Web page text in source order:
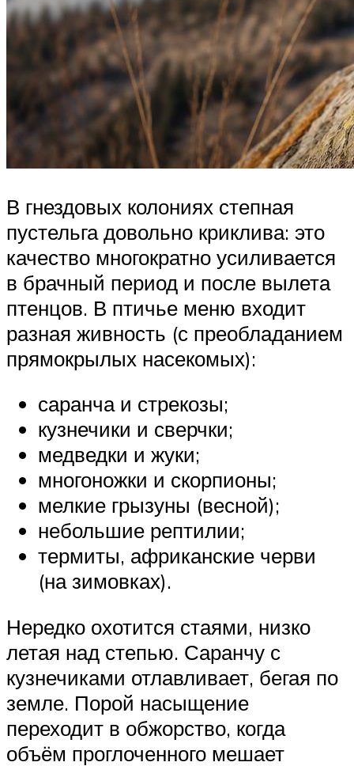
В гнездовых колониях степная
пустельга довольно криклива: это
качество многократно усиливается
в брачный период и после вылета
птенцов. В птичье меню входит
разная живность (с преобладанием
прямокрылых насекомых):
саранча и стрекозы;
кузнечики и сверчки;
медведки и жуки;
многоножки и скорпионы;
мелкие грызуны (весной);
небольшие рептилии;
термиты, африканские черви
(на зимовках).
Нередко охотится стаями, низко
летая над степью. Саранчу с
кузнечиками отлавливает, бегая по
земле. Порой насыщение
переходит в обжорство, когда
объём проглоченного мешает